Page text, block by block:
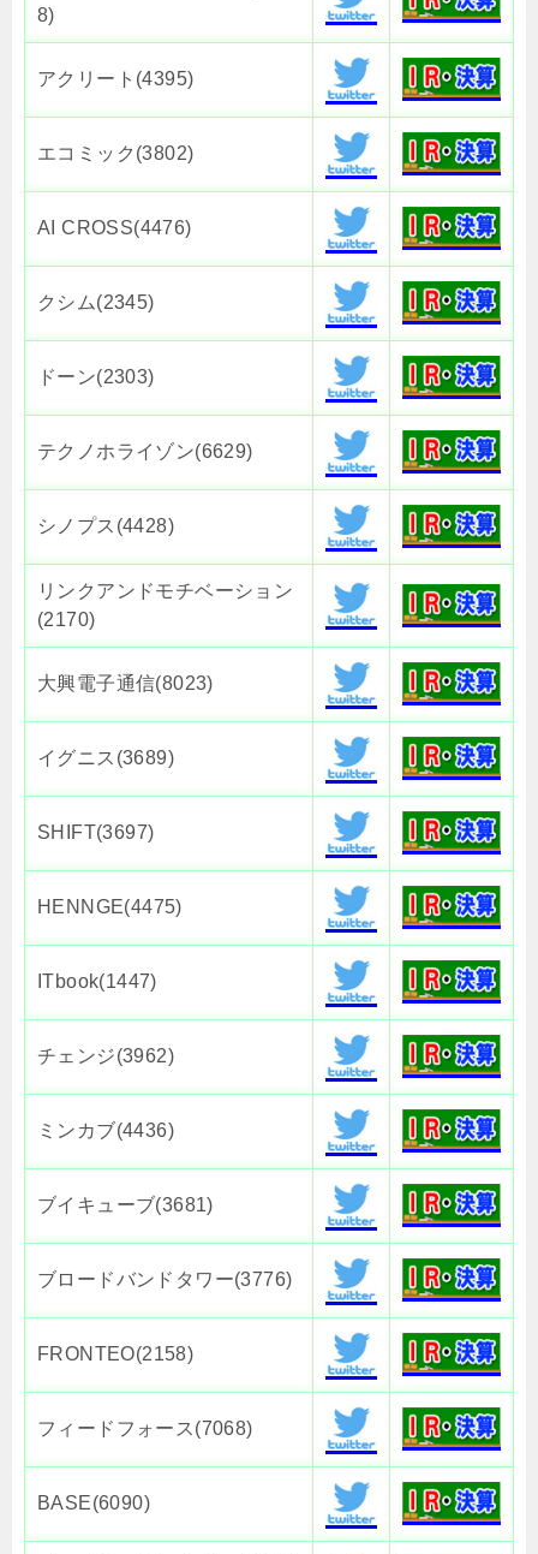
8)
アクリート(4395)
エコミック(3802)
AI CROSS(4476)
クシム(2345)
ドーン(2303)
テクノホライゾン(6629)
シノプス(4428)
リンクアンドモチベーション
(2170)
大興電子通信(8023)
イグニス(3689)
SHIFT(3697)
HENNGE(4475)
ITbook(1447)
チェンジ(3962)
ミンカブ(4436)
ブイキューブ(3681)
ブロードバンドタワー(3776)
FRONTEO(2158)
フィードフォース(7068)
BASE(6090)